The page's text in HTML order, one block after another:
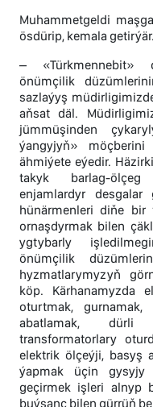
Muhammetgeldi
ösdürip, kemala getirýär.
– «Türkmennebit»
önümçilik
sazlaýyş
aňsat däl.
jümmüşinden
ýangyjyň»
ähmiýete eýedir.
takyk barlag-ölçeg
enjamlardyr desgalar
hünärmenleri diňe
ornaşdyrmak bilen
ygtybarly
önümçilik
hyzmatlarymyzyň
köp. Kärhanamyzda
oturtmak,
abatlamak, dürli
transformatorlary
elektrik ölçeýji, basyş
ýapmak üçin gysyjy
geçirmek işleri alnyp
buýsanç bilen gürrüň